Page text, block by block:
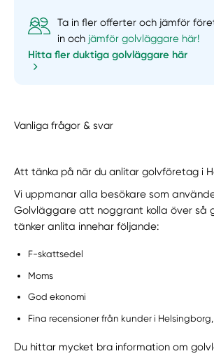
Ta in fler offerter och jämför
in och jämför golvläggare här!
Hitta fler duktiga golvläggare här
Vanliga frågor & svar
Att tänka på när du anlitar golvföretag i
Vi uppmanar alla besökare som
Golvläggare att noggrant kolla över så
tänker anlita innehar följande:
F-skattsedel
Moms
God ekonomi
Fina recensioner från kunder i
Du hittar mycket bra information om